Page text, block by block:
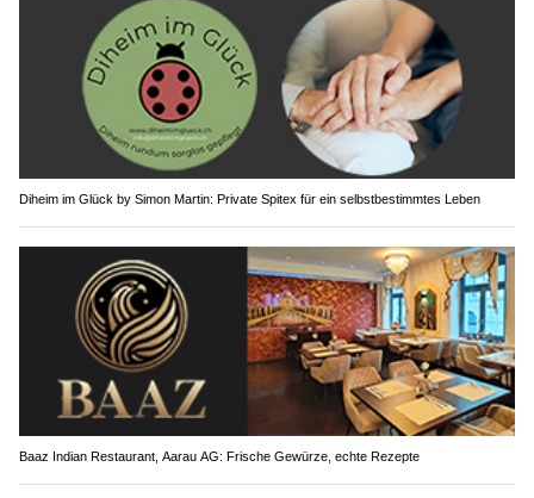
Diheim im Glück by Simon Martin: Private Spitex für ein selbstbestimmtes Leben
Baaz Indian Restaurant, Aarau AG: Frische Gewürze, echte Rezepte